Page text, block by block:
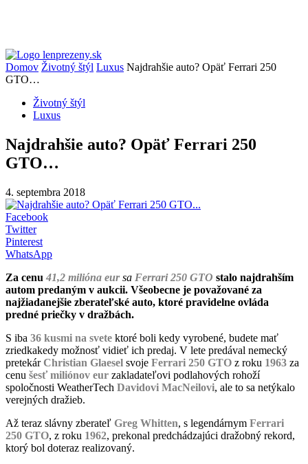
Domov Životný štýl Luxus Najdrahšie auto? Opäť Ferrari 250
GTO…
Životný štýl
Luxus
Najdrahšie auto? Opäť Ferrari 250
GTO…
4. septembra 2018
Facebook
Twitter
Pinterest
WhatsApp
Za cenu 41,2 milióna eursa Ferrari 250 GTO stalo najdrahším
autom predaným v aukcii. Všeobecne je považované za
najžiadanejšie zberateľské auto, ktoré pravidelne ovláda
predné priečky v dražbách.
S iba 36 kusmi na svete ktoré boli kedy vyrobené, budete mať
zriedkakedy možnosť vidieť ich predaj. V lete predával nemecký
pretekárChristian Glaesel svoje Ferrari 250 GTO z roku 1963 za
cenu šesť miliónov eur zakladateľovi podlahových rohoží
spoločnosti WeatherTech Davidovi MacNeilovi, ale to sa netýkalo
verejných dražieb.
Až teraz slávny zberateľ Greg Whitten, s legendárnym Ferrari
250 GTO, z roku 1962, prekonal predchádzajúci dražobný rekord,
ktorý bol doteraz realizovaný.